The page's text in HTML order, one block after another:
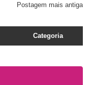
Postagem mais antiga
Categoria